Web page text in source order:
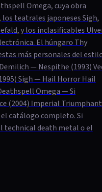
Omega, cuya obra
teatrales japoneses Sigh,
y los inclasificables
El húngaro Thy
más personales del
— Nespithe (1993)
Sigh — Hail Horror Hail
Omega — Si
(2004) Imperial Triumphant
catálogo completo. Si
technical death metal o el